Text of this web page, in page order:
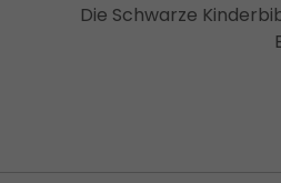
Die Schwarze